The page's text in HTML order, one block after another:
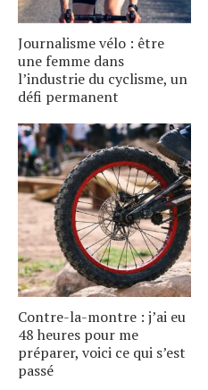
Journalisme vélo : être
une femme dans
l’industrie du cyclisme, un
défi permanent
Contre-la-montre : j’ai eu
48 heures pour me
préparer, voici ce qui s’est
passé